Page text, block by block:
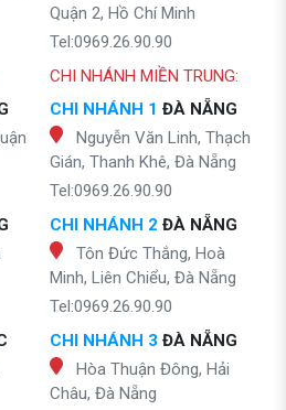
Quận 2, Hồ Chí Minh
Tel:0969.26.90.90
CHI NHÁNH MIỀN TRUNG:
CHI NHÁNH 1 ĐÀ NẴNG
Nguyễn Văn Linh, Thạch
Gián, Thanh Khê, Đà Nẵng
Tel:0969.26.90.90
CHI NHÁNH 2 ĐÀ NẴNG
Tôn Đức Thắng, Hoà
Minh, Liên Chiểu, Đà Nẵng
Tel:0969.26.90.90
CHI NHÁNH 3 ĐÀ NẴNG
Hòa Thuận Đông, Hải
Châu, Đà Nẵng